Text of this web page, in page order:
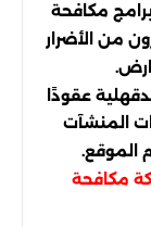
مكافحة
من الأضرار
عقودًا
المنشآت
الموقع.
مكافحة